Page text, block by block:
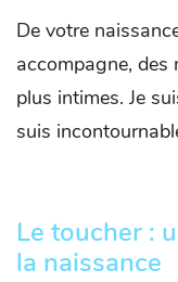
De votre
accompagne, des
plus intimes. Je
suis
Le toucher :
la naissance